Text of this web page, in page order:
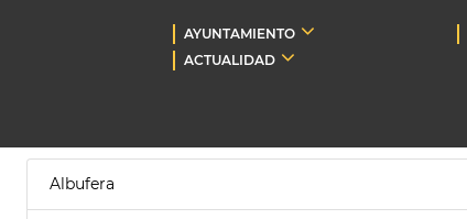
AYUNTAMIENTO
ACTUALIDAD
Albufera